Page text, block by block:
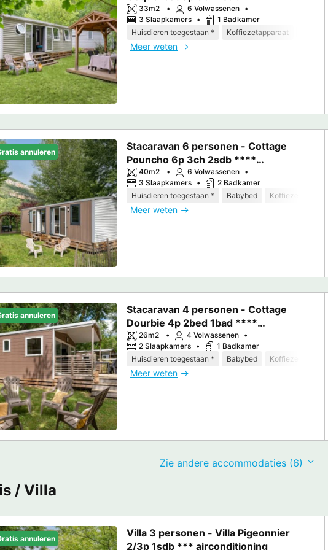
33m2
6 Volwassenen
3 Slaapkamers
1 Badkamer
Huisdieren toegestaan *
Koffiezetapparaat
Meer weten
annuleren
Stacaravan 6 personen - Cottage
Pouncho 6p 3ch 2sdb ****
airconditioning
40m2
6 Volwassenen
3 Slaapkamers
2 Badkamer
Huisdieren toegestaan *
Babybed Koffiezetapparaat
Meer weten
annuleren
Stacaravan 4 personen - Cottage
Dourbie 4p 2bed 1bad ****
airconditioning
26m2
4 Volwassenen
2 Slaapkamers
1 Badkamer
Huisdieren toegestaan *
Babybed Koffiezetapparaat
Meer weten
Zie andere accommodaties (6)
/ Villa
annuleren
Villa 3 personen - Villa Pigeonnier
2/3p 1sdb *** airconditioning